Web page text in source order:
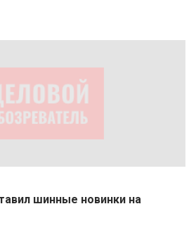
шинные новинки на